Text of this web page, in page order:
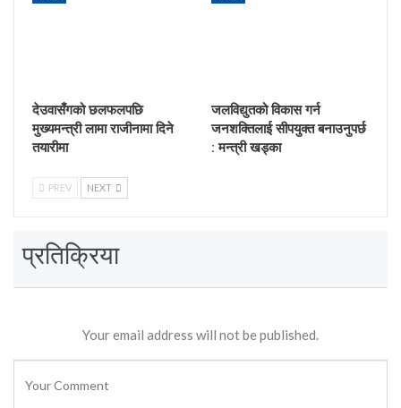
देउवासँगको छलफलपछि
मुख्यमन्त्री लामा राजीनामा दिने
तयारीमा
जलविद्युतको विकास गर्न
जनशक्तिलाई सीपयुक्त बनाउनुपर्छ
: मन्त्री खड्का
PREV NEXT
प्रतिक्रिया
Your email address will not be published.